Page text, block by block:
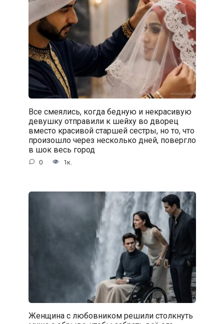
Все смеялись, когда бедную и некрасивую
девушку отправили к шейху во дворец
вместо красивой старшей сестры, но то, что
произошло через несколько дней, повергло
в шок весь город
0 1к.
Женщина с любовником решили столкнуть